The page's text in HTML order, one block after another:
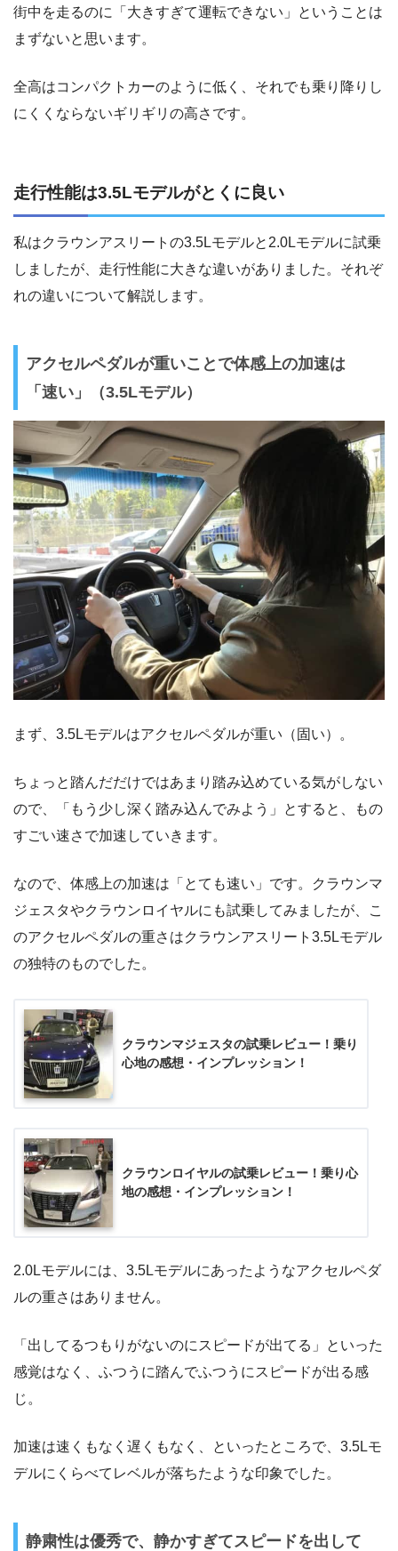
街中を走るのに「大きすぎて運転できない」ということは
まずないと思います。
全高はコンパクトカーのように低く、それでも乗り降りし
にくくならないギリギリの高さです。
走行性能は3.5Lモデルがとくに良い
私はクラウンアスリートの3.5Lモデルと2.0Lモデルに試乗
しましたが、走行性能に大きな違いがありました。それぞ
れの違いについて解説します。
アクセルペダルが重いことで体感上の加速は
「速い」（3.5Lモデル）
まず、3.5Lモデルはアクセルペダルが重い（固い）。
ちょっと踏んだだけではあまり踏み込めている気がしない
ので、「もう少し深く踏み込んでみよう」とすると、もの
すごい速さで加速していきます。
なので、体感上の加速は「とても速い」です。クラウンマ
ジェスタやクラウンロイヤルにも試乗してみましたが、こ
のアクセルペダルの重さはクラウンアスリート3.5Lモデル
の独特のものでした。
クラウンマジェスタの試乗レビュー！乗り
心地の感想・インプレッション！
クラウンロイヤルの試乗レビュー！乗り心
地の感想・インプレッション！
2.0Lモデルには、3.5Lモデルにあったようなアクセルペダ
ルの重さはありません。
「出してるつもりがないのにスピードが出てる」といった
感覚はなく、ふつうに踏んでふつうにスピードが出る感
じ。
加速は速くもなく遅くもなく、といったところで、3.5Lモ
デルにくらべてレベルが落ちたような印象でした。
静粛性は優秀で、静かすぎてスピードを出して